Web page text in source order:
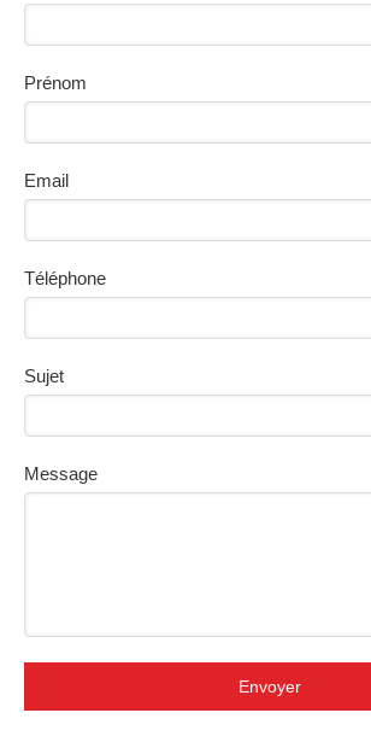
Prénom
Email
Téléphone
Sujet
Message
Envoyer